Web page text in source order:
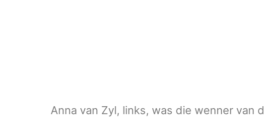
Anna van Zyl, links, was die wenner van